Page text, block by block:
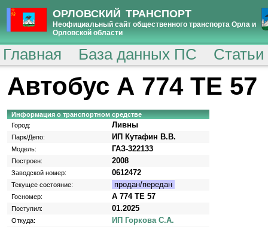
ОРЛОВСКИЙ ТРАНСПОРТ
Неофициальный сайт общественного транспорта Орла и
Орловской области
Главная База данных ПС
Автобус А 774 ТЕ 57
Информация о транспортном средстве
Город:
Ливны
Парк/Депо: ИП Кутафин В.В.
Модель: ГАЗ-322133
Построен: 2008
Заводской номер: 0612472
Текущее состояние: продан/передан
Госномер: А 774 ТЕ 57
Поступил: 01.2025
Откуда: ИП Горкова С.А.